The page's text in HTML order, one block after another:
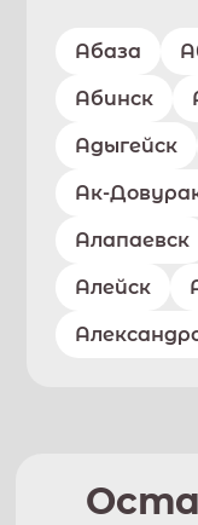
Абаза
Абинск
Адыгейск
Ак-
Алапаевск
Алейск